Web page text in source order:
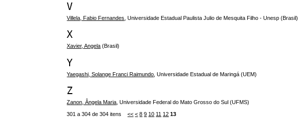
V
Villela, Fabio Fernandes , Universidade Estadual Paulista Julio de Mesquita Filho - Unesp (Brasil)
X
Xavier, Angela (Brasil)
Y
Yaegashi, Solange Franci Raimundo , Universidade Estadual de Maringá (UEM)
Z
Zanon, Ângela Maria , Universidade Federal do Mato Grosso do Sul (UFMS)
301 a 304 de 304 itens<< < 8 9 10 11 12 13